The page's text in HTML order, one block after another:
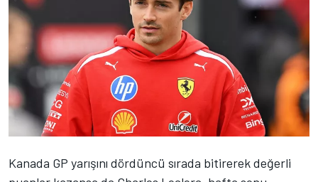
Kanada GP yarışını dördüncü sırada bitirerek değerli